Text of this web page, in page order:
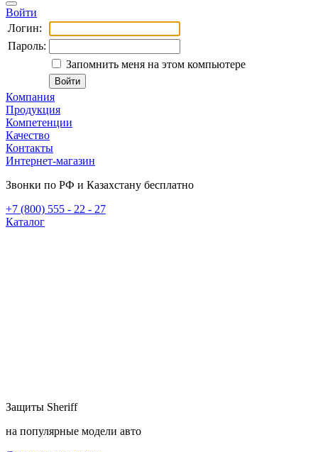
Войти
Логин:
Пароль:
Запомнить меня на этом компьютере
Компания
Продукция
Компетенции
Качество
Контакты
Интернет-магазин
Звонки по РФ и Казахстану бесплатно
+7 (800) 555 - 22 - 27
Каталог
Защиты Sheriff
на популярные модели авто